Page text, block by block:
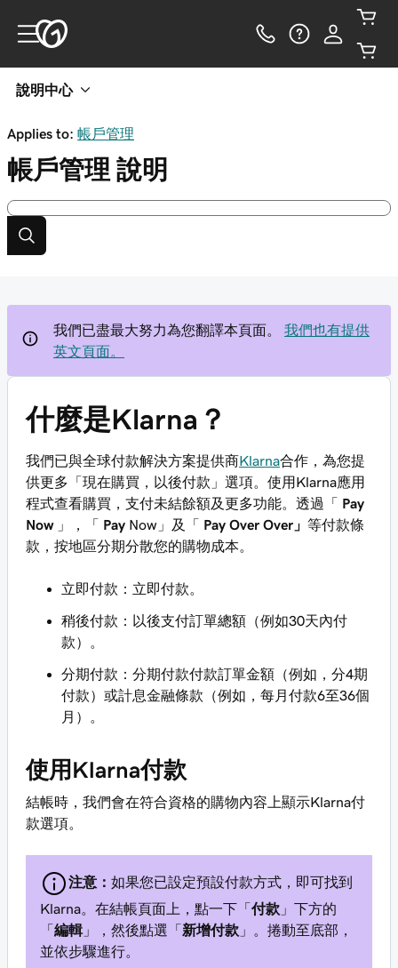
說明中心
Applies to: 帳戶管理
帳戶管理 說明
我們已盡最大努力為您翻譯本頁面。
我們也有提供
英文頁面。
什麼是Klarna？
我們已與全球付款解決方案提供商Klarna合作，為您提
供更多「現在購買，以後付款」選項。使用Klarna應用
程式查看購買，支付未結餘額及更多功能。透過「 Pay
Now」，「 Pay Now」及「 Pay Over Over」 等付款條
款，按地區分期分散您的購物成本。
立即付款：立即付款。
稍後付款：以後支付訂單總額（例如30天內付
款）。
分期付款：分期付款付款訂單金額（例如，分4期
付款）或計息金融條款（例如，每月付款6至36個
月）。
使用Klarna付款
結帳時，我們會在符合資格的購物內容上顯示Klarna付
款選項。
注意： 如果您已設定預設付款方式，即可找到
Klarna。在結帳頁面上，點一下「 付款 」下方的
「 編輯 」，然後點選「 新增付款 」。捲動至底部，
並依步驟進行。